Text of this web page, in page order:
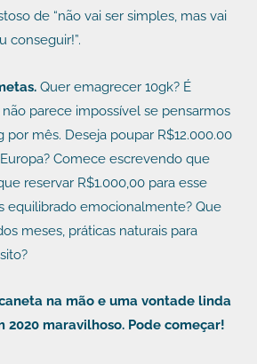
de “não vai ser simples, mas vai
conseguir!”.
Quer emagrecer 10gk? É
parece impossível se pensarmos
por mês. Deseja poupar R$12.000.00
Comece escrevendo que
reservar R$1.000,00 para esse
equilibrado emocionalmente? Que
meses, práticas naturais para
na mão e uma vontade linda
2020 maravilhoso. Pode começar!